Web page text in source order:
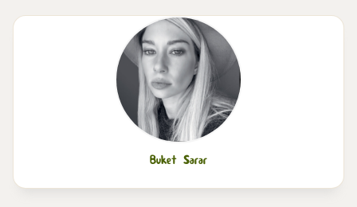
Buket Sarar